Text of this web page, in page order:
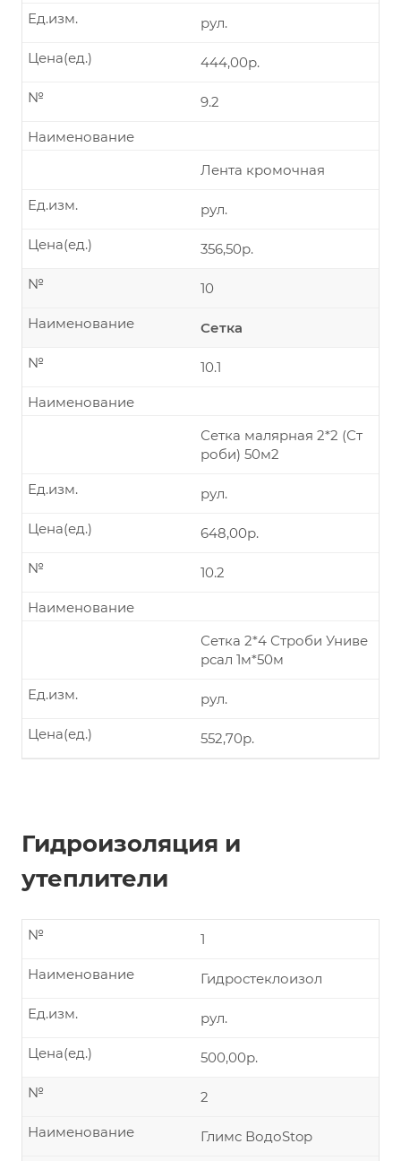
рул.
Ед.изм.
444,00р.
Цена(ед.)
9.2
№
Наименование
Лента кромочная
рул.
Ед.изм.
356,50р.
Цена(ед.)
10
№
Сетка
Наименование
10.1
№
Наименование
Сетка малярная 2*2 (Ст
роби) 50м2
рул.
Ед.изм.
648,00р.
Цена(ед.)
10.2
№
Наименование
Сетка 2*4 Строби Униве
рсал 1м*50м
рул.
Ед.изм.
552,70р.
Цена(ед.)
Гидроизоляция и
утеплители
1
№
Гидростеклоизол
Наименование
рул.
Ед.изм.
500,00р.
Цена(ед.)
2
№
Глимс ВодоStop
Наименование